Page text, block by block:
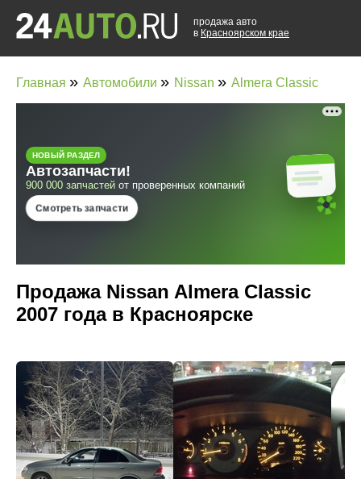
продажа авто
в Красноярском крае
Главная » Автомобили » Nissan » Almera Classic
Продажа Nissan Almera Classic
2007 года в Красноярске